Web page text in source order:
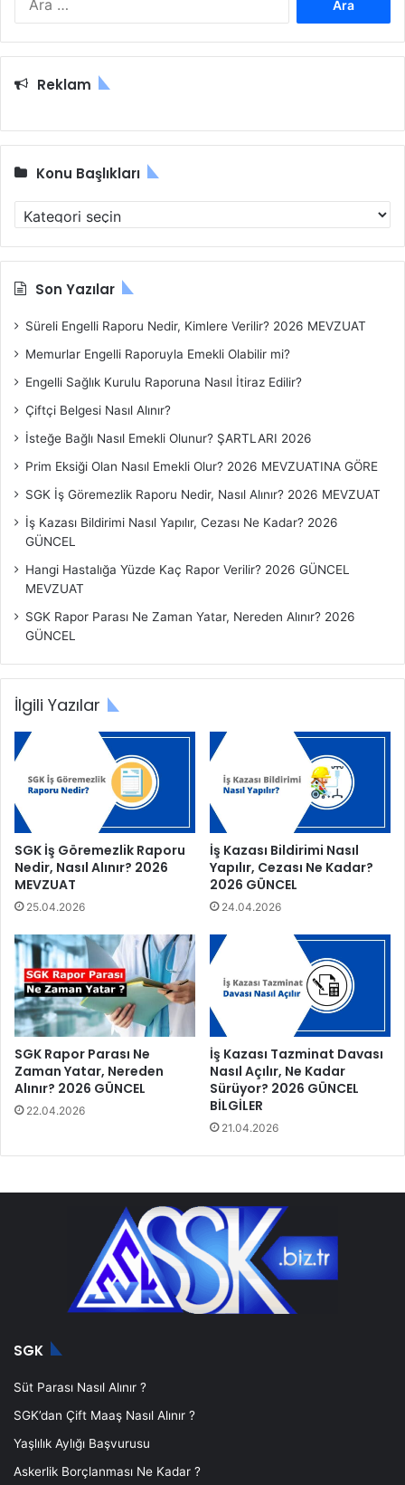
l
ı
r
Reklam
Konu Başlıkları
o
n
u
B
ş
ı
k
a
r
Son Yazılar
Süreli Engelli Raporu Nedir, Kimlere Verilir? 2026 MEVZUAT
Memurlar Engelli Raporuyla Emekli Olabilir mi?
Engelli Sağlık Kurulu Raporuna Nasıl İtiraz Edilir?
Çiftçi Belgesi Nasıl Alınır?
İsteğe Bağlı Nasıl Emekli Olunur? ŞARTLARI 2026
Prim Eksiği Olan Nasıl Emekli Olur? 2026 MEVZUATINA GÖRE
SGK İş Göremezlik Raporu Nedir, Nasıl Alınır? 2026 MEVZUAT
İş Kazası Bildirimi Nasıl Yapılır, Cezası Ne Kadar? 2026
GÜNCEL
Hangi Hastalığa Yüzde Kaç Rapor Verilir? 2026 GÜNCEL
MEVZUAT
SGK Rapor Parası Ne Zaman Yatar, Nereden Alınır? 2026
GÜNCEL
İlgili Yazılar
SGK İş Göremezlik Raporu
Nedir, Nasıl Alınır? 2026
MEVZUAT
25.04.2026
İş Kazası Bildirimi Nasıl
Yapılır, Cezası Ne Kadar?
2026 GÜNCEL
24.04.2026
SGK Rapor Parası Ne
Zaman Yatar, Nereden
Alınır? 2026 GÜNCEL
22.04.2026
İş Kazası Tazminat Davası
Nasıl Açılır, Ne Kadar
Sürüyor? 2026 GÜNCEL
BİLGİLER
21.04.2026
SGK
Süt Parası Nasıl Alınır ?
SGK’dan Çift Maaş Nasıl Alınır ?
Yaşlılık Aylığı Başvurusu
Askerlik Borçlanması Ne Kadar ?